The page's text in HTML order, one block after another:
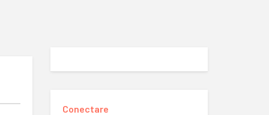
Conectare